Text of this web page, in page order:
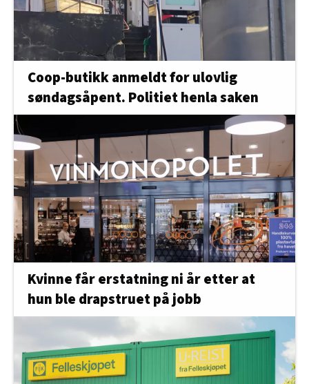
Coop-butikk anmeldt for ulovlig
søndagsåpent. Politiet henla saken
Kvinne får erstatning ni år etter at
hun ble drapstruet på jobb